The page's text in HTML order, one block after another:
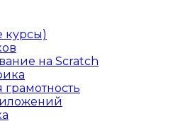
курсы)
на Scratch